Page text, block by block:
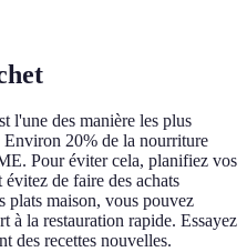
l'une des manière les plus
Environ 20% de la nourriture
Pour éviter cela, planifiez vos
évitez de faire des achats
plats maison, vous pouvez
à la restauration rapide. Essayez
des recettes nouvelles.